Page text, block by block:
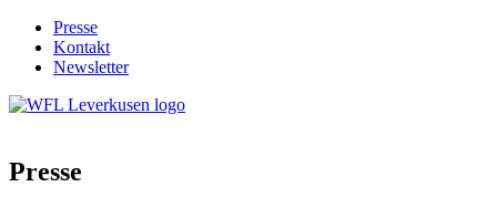
Presse
Kontakt
Newsletter
Presse